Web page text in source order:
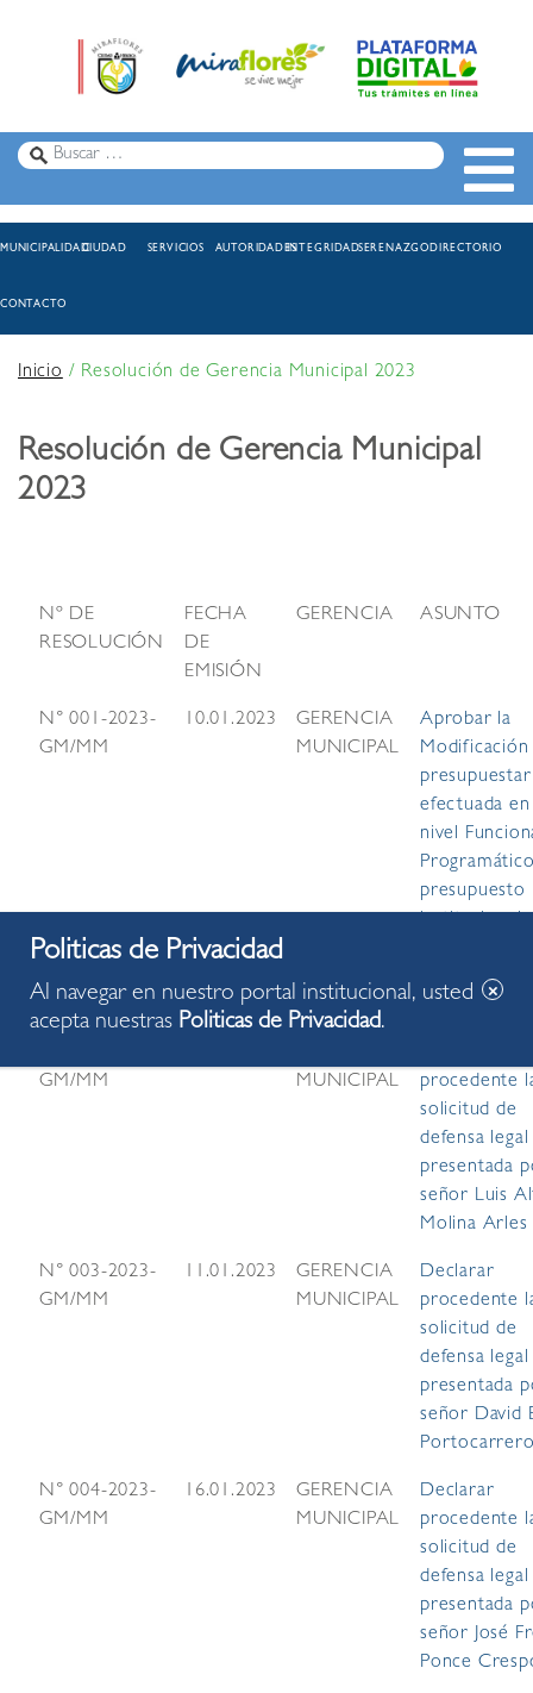
MUNICIPALIDADCIUDAD SERVICIOS AUTORIDADESINTEGRIDADSERENAZGODIRECTORIO
CONTACTO
Inicio/ Resolución de Gerencia Municipal 2023
Resolución de Gerencia Municipal
2023
Nº DE
RESOLUCIÓN
FECHA
DE
EMISIÓN
GERENCIA ASUNTO
N° 001-2023-
GM/MM
10.01.2023
GERENCIA
MUNICIPAL
Aprobar la
Modificación
efectuada
nivel
presupuesto
Miraflores
año fiscal
GM/MM
MUNICIPAL
procedente
solicitud de
defensa legal
presentada
señor Luis
Molina Arles
N° 003-2023-
GM/MM
11.01.2023
GERENCIA
MUNICIPAL
Declarar
procedente
solicitud de
defensa legal
presentada
señor David
N° 004-2023-
GM/MM
16.01.2023
GERENCIA
MUNICIPAL
Declarar
procedente
solicitud de
defensa legal
presentada
señor José
Ponce
Al navegar en nuestro portal institucional, usted
acepta nuestras Politicas de Privacidad.